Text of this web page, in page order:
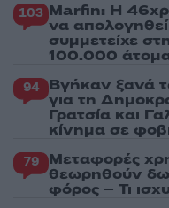
103 Marfin: Η
να
συμμετείχε
100.000
94 Βγήκαν ξανά
για τη
Γρατσία και
κίνημα σε
79 Μεταφορές
θεωρηθούν
φόρος – Τι